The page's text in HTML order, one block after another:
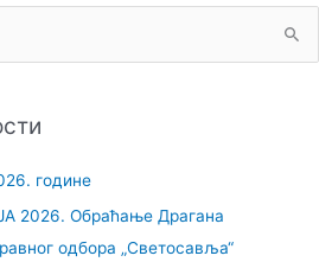
године
2026. Обраћање Драгана
одбора „Светосавља“